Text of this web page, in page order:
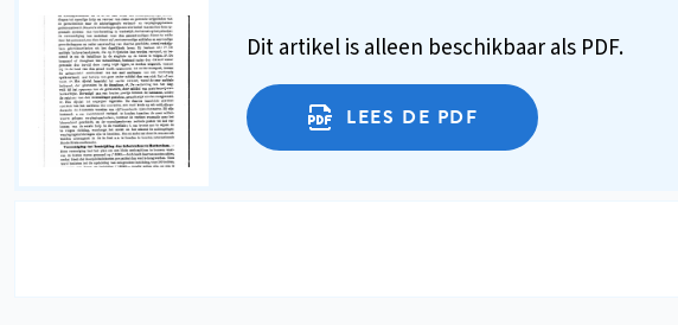
Dit artikel is alleen beschikbaar als PDF.
LEES DE PDF